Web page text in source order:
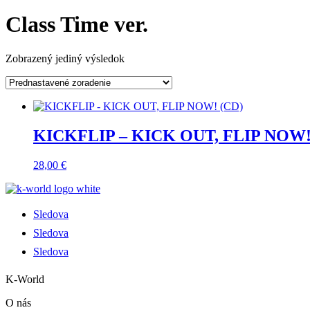
Class Time ver.
Zobrazený jediný výsledok
KICKFLIP – KICK OUT, FLIP
28,00 €
Sledova
Sledova
Sledova
K-World
O nás